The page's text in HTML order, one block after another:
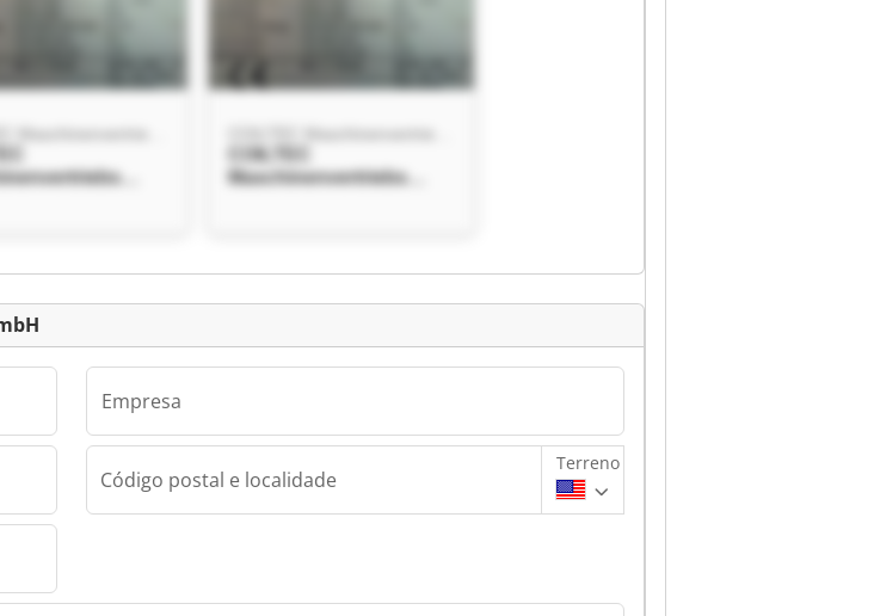
COILTEC
Maschinenvertriebs
Empresa
Código postal e localidade
Terreno